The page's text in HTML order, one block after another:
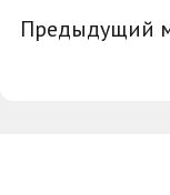
Предыдущий